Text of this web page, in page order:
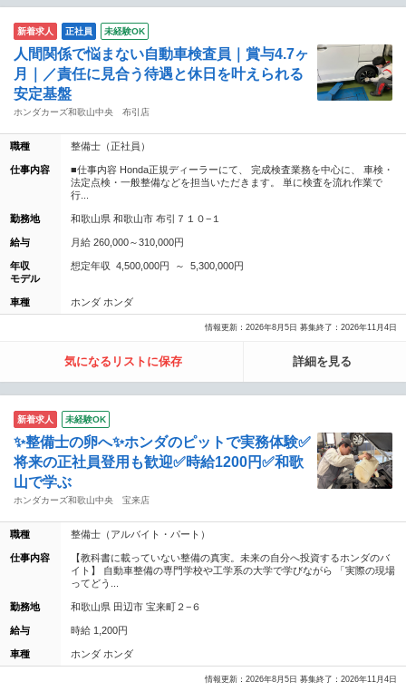
新着求人 正社員 未経験OK
人間関係で悩まない自動車検査員｜賞与4.7ヶ
月｜／責任に見合う待遇と休日を叶えられる
安定基盤
ホンダカーズ和歌山中央 布引店
職種 整備士（正社員）
仕事内容
■仕事内容 Honda正規ディーラーにて、 完成検査業務を中心に、 車検・
法定点検・一般整備などを担当いただきます。 単に検査を流れ作業で
行...
勤務地 和歌山県 和歌山市 布引７１０−１
給与 月給 260,000～310,000円
年収
モデル
想定年収 4,500,000円 ～ 5,300,000円
車種 ホンダ ホンダ
情報更新：2026年8月5日 募集終了：2026年11月4日
気になるリストに保存 詳細を見る
新着求人 未経験OK
✨整備士の卵へ✨ホンダのピットで実務体験✅
将来の正社員登用も歓迎✅時給1200円✅和歌
山で学ぶ
ホンダカーズ和歌山中央 宝来店
職種 整備士（アルバイト・パート）
仕事内容
【教科書に載っていない整備の真実。未来の自分へ投資するホンダのバ
イト】 自動車整備の専門学校や工学系の大学で学びながら 「実際の現場
ってどう...
勤務地 和歌山県 田辺市 宝来町２−６
給与 時給 1,200円
車種 ホンダ ホンダ
情報更新：2026年8月5日 募集終了：2026年11月4日